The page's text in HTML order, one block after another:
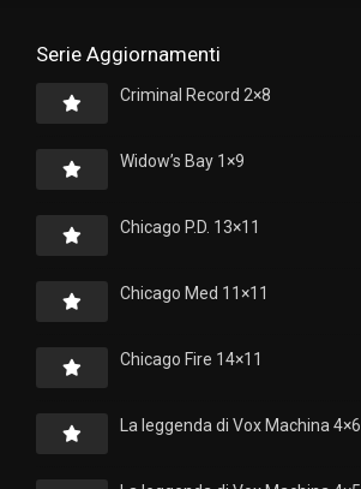
Serie Aggiornamenti
Criminal Record 2×8
Widow’s Bay 1×9
Chicago P.D. 13×11
Chicago Med 11×11
Chicago Fire 14×11
La leggenda di Vox Machina 4×6